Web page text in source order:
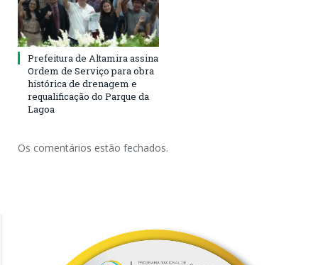
Prefeitura de Altamira assina
Ordem de Serviço para obra
histórica de drenagem e
requalificação do Parque da
Lagoa
Os comentários estão fechados.